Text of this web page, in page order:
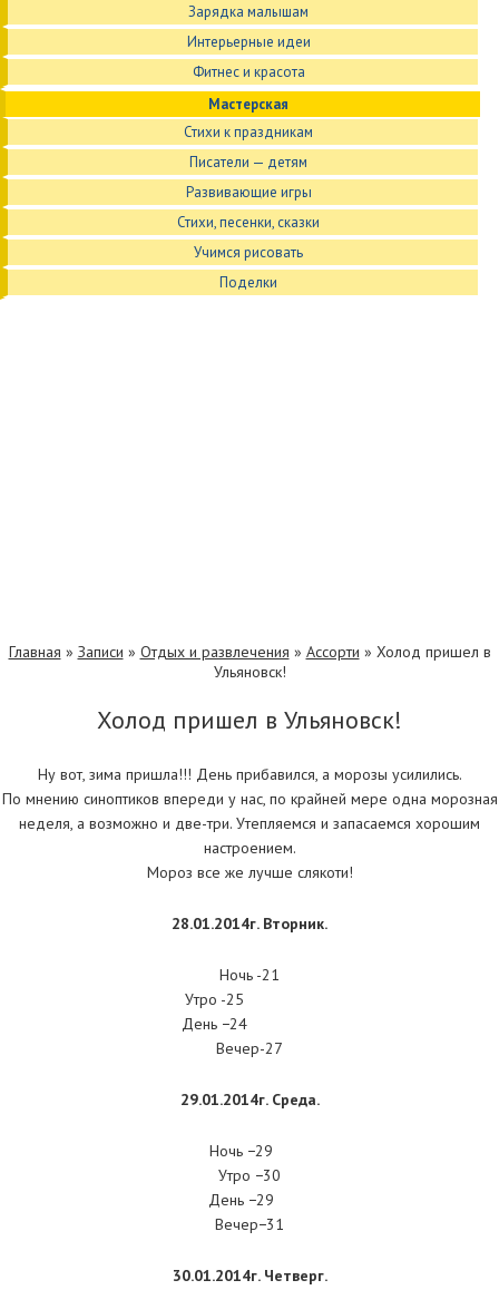
Зарядка малышам
Интерьерные идеи
Фитнес и красота
Мастерская
Стихи к праздникам
Писатели — детям
Развивающие игры
Стихи, песенки, сказки
Учимся рисовать
Поделки
Главная » Записи » Отдых и развлечения » Ассорти » Холод пришел в
Ульяновск!
Холод пришел в Ульяновск!
Ну вот, зима пришла!!! День прибавился, а морозы усилились.
По мнению синоптиков впереди у нас, по крайней мере одна морозная
неделя, а возможно и две-три. Утепляемся и запасаемся хорошим
настроением.
Мороз все же лучше слякоти!
28.01.2014г. Вторник.
Ночь -21
Утро -25
День −24
Вечер-27
29.01.2014г. Среда.
Ночь −29
Утро −30
День −29
Вечер−31
30.01.2014г. Четверг.